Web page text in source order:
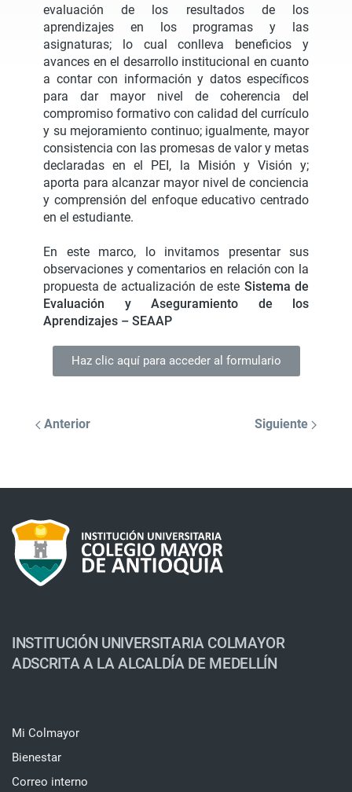
evaluación de los resultados de los
aprendizajes en los programas y las
asignaturas; lo cual conlleva beneficios y
avances en el desarrollo institucional en cuanto
a contar con información y datos específicos
para dar mayor nivel de coherencia del
compromiso formativo con calidad del currículo
y su mejoramiento continuo; igualmente, mayor
consistencia con las promesas de valor y metas
declaradas en el PEI, la Misión y Visión y;
aporta para alcanzar mayor nivel de conciencia
y comprensión del enfoque educativo centrado
en el estudiante.
En este marco, lo invitamos presentar sus
observaciones y comentarios en relación con la
propuesta de actualización de este Sistema de
Evaluación y Aseguramiento de los
Aprendizajes – SEAAP
Haz clic aquí para acceder al formulario
Anterior Siguiente
INSTITUCIÓN UNIVERSITARIA COLMAYOR
ADSCRITA A LA ALCALDÍA DE MEDELLÍN
Mi Colmayor
Bienestar
Correo interno